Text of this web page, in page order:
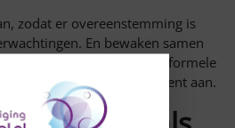
zodat er overeenstemming is
En bewaken samen
dat iets meer op een formele
ook een WMO consulent aan.